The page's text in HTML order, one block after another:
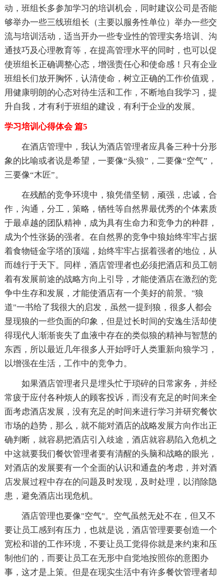
动，班组长多参加学习的培训机会，同时建议公司是否能
够举办一些三线班组长（主要以服务性单位）举办一些交
流与培训活动，适当开办一些专业性的管理实务培训、沟
通技巧及心理教育等，在提高管理水平的同时，也可以促
使班组长正确调整心态，增强责任心和使命感！只有企业
班组长们放开胸怀，认清使命，树立正确的工作价值观，
用健康明朗的心态对待生活和工作，不断地自我学习，提
升自我，才有利于班组的建设，有利于企业的发展。
学习培训心得体会 篇5
在酒店管理中，我认为酒店管理者应具备三种十分形
象的比喻或者说是希望，一要像“头狼”，二要像“空气”，
三要像“木匠”。
在残酷的竞争环境中，狼凭借坚韧，顽强，忠诚，合
作，沟通，分工，策略，牺牲等自然界最优秀的个体素质
于最卓越的团队精神，成为具有生命力和竞争力的种群，
成为个性张扬的强者。在自然界的竞争中狼始终牢牢占据
着食物链金字塔的顶端，始终牢牢占据着强者的地位，从
而雄行于天下。同样，酒店管理者也必须把酒店和员工朝
着有发展前途的战略方向上引导，才能使酒店在激烈的竞
争中生存和发展，才能使酒店有一个美好的前景。"狼
道"一书给了我很大的启发，虽然一提到狼，很多人都会
显现狼的一些负面的印象，但是过长时间的安逸生活却使
得现代人渐渐丧失了血液中存在的类似狼的精神与智慧的
东西，所以最近几年很多人开始呼吁人类重新向狼学习，
以增强在生活，工作中的竞争力。
如果酒店管理者只是埋头忙于琐碎的日常家务，并经
常疲于应付各种烦人的顾客投诉，而没有充足的时间来全
面考虑酒店发展，没有充足的时间来进行学习并研究餐饮
市场的趋势，那么，就不能对酒店的战略发展方向作出正
确判断，就容易把酒店引入歧途，酒店就容易陷入危机之
中这就要我们餐饮管理者要有清醒的头脑和战略的眼光，
对酒店的发展要有一个全面的认识和通盘的考虑，并对酒
店发展过程中存在的问题及时发现，及时处理，以消除隐
患，避免酒店出现危机。
酒店管理也要像"空气"。空气虽然无处不在，但又不
要让员工感到有压力，也就是说，酒店管理要要创造一个
宽松和谐的工作环境，不要让员工觉得你就是来约束和压
制他们的，而要让员工在无形中自觉地按照你的意图办
事，这才是上策。但是在现实生活中有许多餐饮管理者却